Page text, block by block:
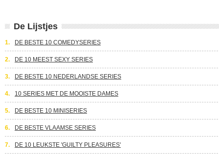
De Lijstjes
1. DE BESTE 10 COMEDYSERIES
2. DE 10 MEEST SEXY SERIES
3. DE BESTE 10 NEDERLANDSE SERIES
4. 10 SERIES MET DE MOOISTE DAMES
5. DE BESTE 10 MINISERIES
6. DE BESTE VLAAMSE SERIES
7. DE 10 LEUKSTE 'GUILTY PLEASURES'